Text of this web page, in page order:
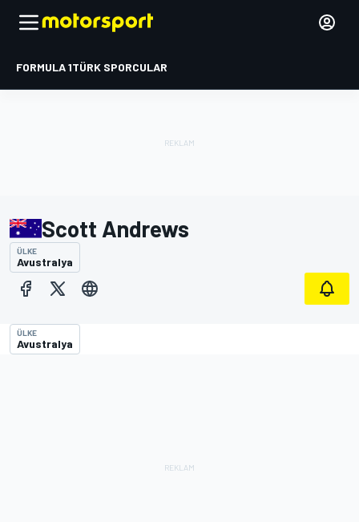
FORMULA 1TÜRK SPORCULAR
Scott Andrews
ÜLKE
Avustralya
ÜLKE
Avustralya